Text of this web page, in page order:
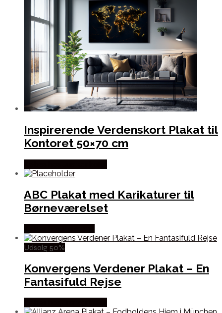
Inspirerende Verdenskort Plakat til
Kontoret 50×70 cm
ABC Plakat med Karikaturer til
Børneværelset
Udsalg 50%
Konvergens Verdener Plakat – En
Fantasifuld Rejse